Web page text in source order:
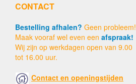
CONTACT
Bestelling afhalen? Geen probleem!
Maak vooraf wel even een afspraak!
Wij zijn op werkdagen open van 9.00
tot 16.00 uur.
Contact en openingstijden